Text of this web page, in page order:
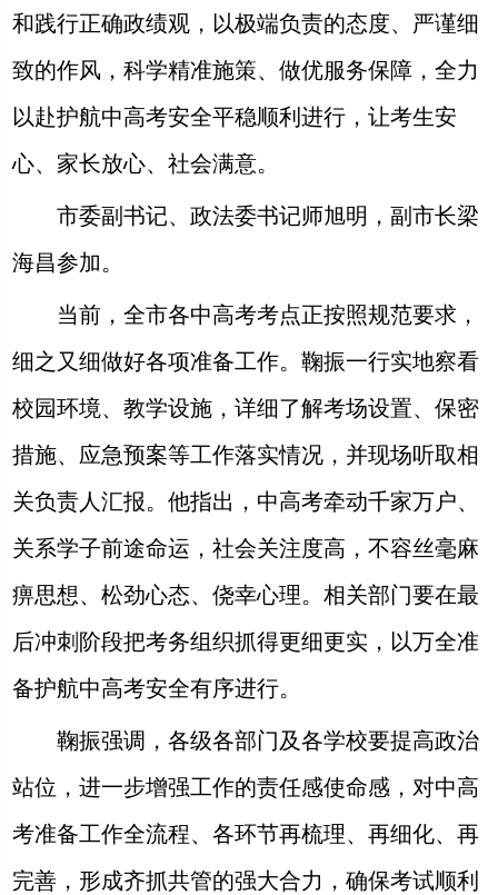
和践行正确政绩观，以极端负责的态度、严谨细
致的作风，科学精准施策、做优服务保障，全力
以赴护航中高考安全平稳顺利进行，让考生安
心、家长放心、社会满意。
市委副书记、政法委书记师旭明，副市长梁
海昌参加。
当前，全市各中高考考点正按照规范要求，
细之又细做好各项准备工作。鞠振一行实地察看
校园环境、教学设施，详细了解考场设置、保密
措施、应急预案等工作落实情况，并现场听取相
关负责人汇报。他指出，中高考牵动千家万户、
关系学子前途命运，社会关注度高，不容丝毫麻
痹思想、松劲心态、侥幸心理。相关部门要在最
后冲刺阶段把考务组织抓得更细更实，以万全准
备护航中高考安全有序进行。
鞠振强调，各级各部门及各学校要提高政治
站位，进一步增强工作的责任感使命感，对中高
考准备工作全流程、各环节再梳理、再细化、再
完善，形成齐抓共管的强大合力，确保考试顺利